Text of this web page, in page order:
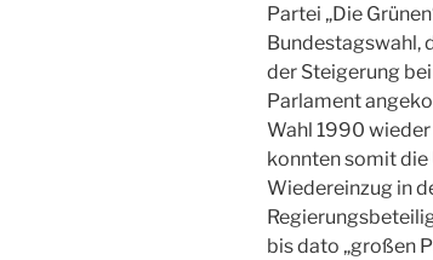
Partei „Die
Bundestagswahl,
der Steigerung
Parlament
Wahl 1990
konnten somit
Wiedereinzug in
bis dato „großen